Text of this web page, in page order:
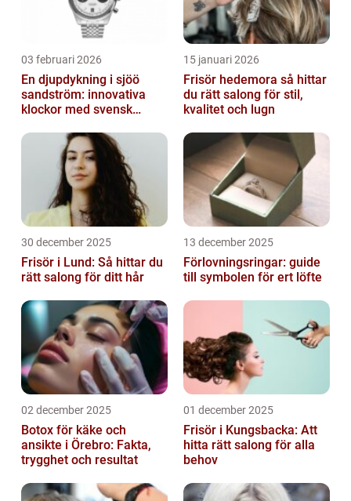
03 februari 2026
En djupdykning i sjöö
sandström: innovativa
klockor med svensk
15 januari 2026
Frisör hedemora så hittar
du rätt salong för stil,
kvalitet och lugn
30 december 2025
Frisör i Lund: Så hittar du
rätt salong för ditt hår
13 december 2025
Förlovningsringar: guide
till symbolen för ert löfte
02 december 2025
Botox för käke och
ansikte i Örebro: Fakta,
trygghet och resultat
01 december 2025
Frisör i Kungsbacka: Att
hitta rätt salong för alla
behov